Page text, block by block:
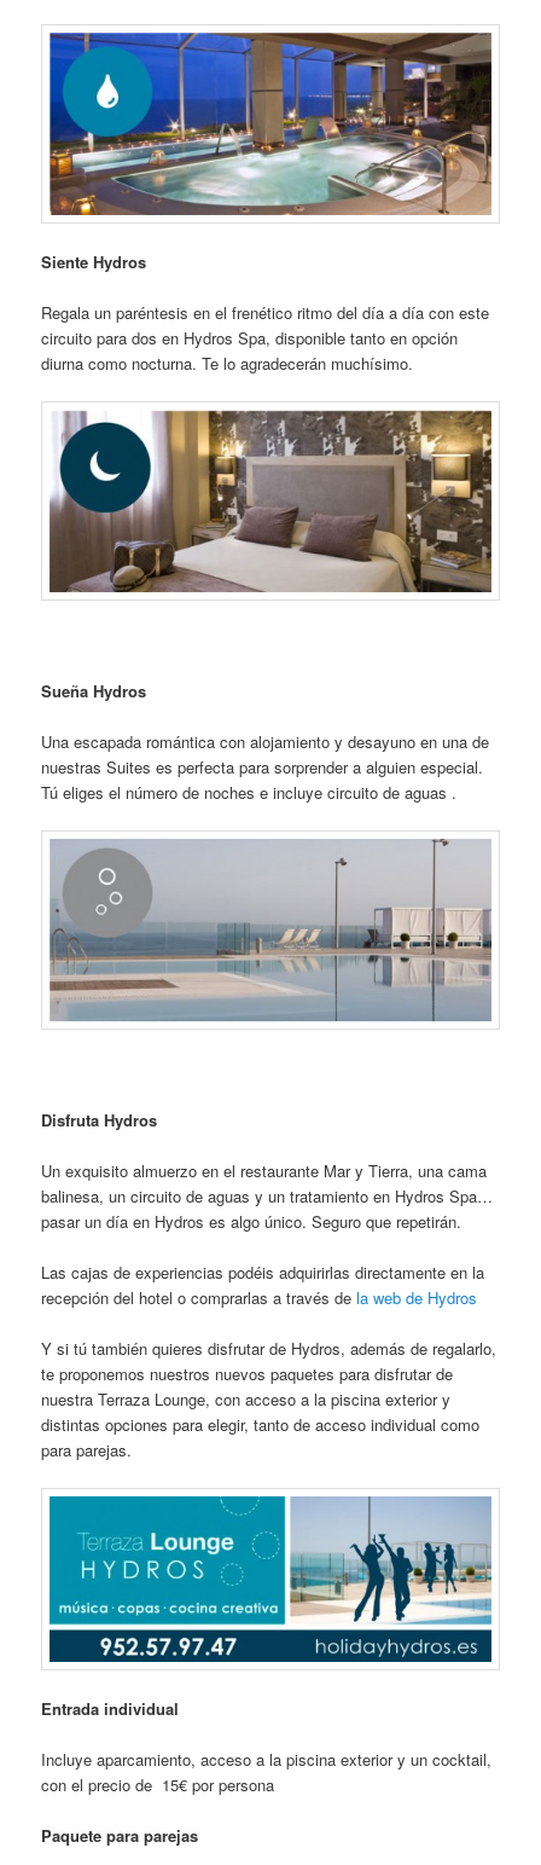
Siente Hydros
Regala un paréntesis en el frenético ritmo del día a día con este
circuito para dos en Hydros Spa, disponible tanto en opción
diurna como nocturna. Te lo agradecerán muchísimo.
Sueña Hydros
Una escapada romántica con alojamiento y desayuno en una de
nuestras Suites es perfecta para sorprender a alguien especial.
Tú eliges el número de noches e incluye circuito de aguas .
Disfruta Hydros
Un exquisito almuerzo en el restaurante Mar y Tierra, una cama
balinesa, un circuito de aguas y un tratamiento en Hydros Spa…
pasar un día en Hydros es algo único. Seguro que repetirán.
Las cajas de experiencias podéis adquirirlas directamente en la
recepción del hotel o comprarlas a través dela web de Hydros
Y si tú también quieres disfrutar de Hydros, además de regalarlo,
te proponemos nuestros nuevos paquetes para disfrutar de
nuestra Terraza Lounge, con acceso a la piscina exterior y
distintas opciones para elegir, tanto de acceso individual como
para parejas.
Entrada individual
Incluye aparcamiento, acceso a la piscina exterior y un cocktail,
con el precio de 15€ por persona
Paquete para parejas